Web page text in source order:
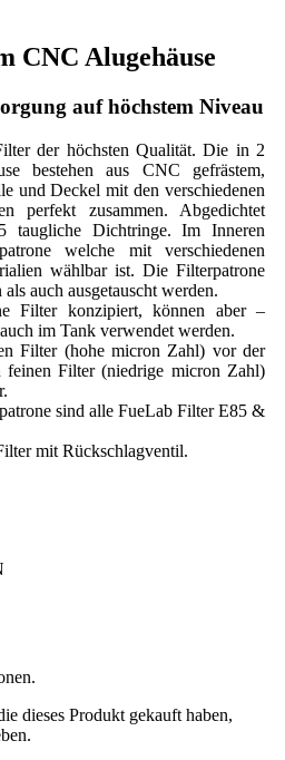
Alugehäuse
auf höchstem Niveau
der höchsten Qualität. Die in 2
bestehen aus CNC gefrästem,
und Deckel mit den verschiedenen
perfekt zusammen. Abgedichtet
taugliche Dichtringe. Im Inneren
welche mit verschiedenen
wählbar ist. Die Filterpatrone
auch ausgetauscht werden.
Filter konzipiert, können aber –
im Tank verwendet werden.
Filter (hohe micron Zahl) vor der
feinen Filter (niedrige micron Zahl)
sind alle FueLab Filter E85 &
mit Rückschlagventil.
dieses Produkt gekauft haben,